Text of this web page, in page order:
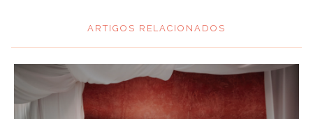
ARTIGOS RELACIONADOS